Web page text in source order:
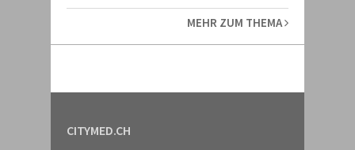
MEHR ZUM THEMA
CITYMED.CH